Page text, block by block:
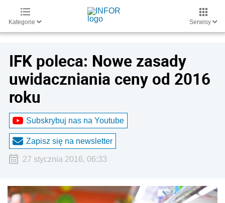
Kategorie Serwisy
IFK poleca: Nowe zasady
uwidaczniania ceny od 2016
roku
Subskrybuj nas na Youtube
Zapisz się na newsletter
27 stycznia 2016, 06:33